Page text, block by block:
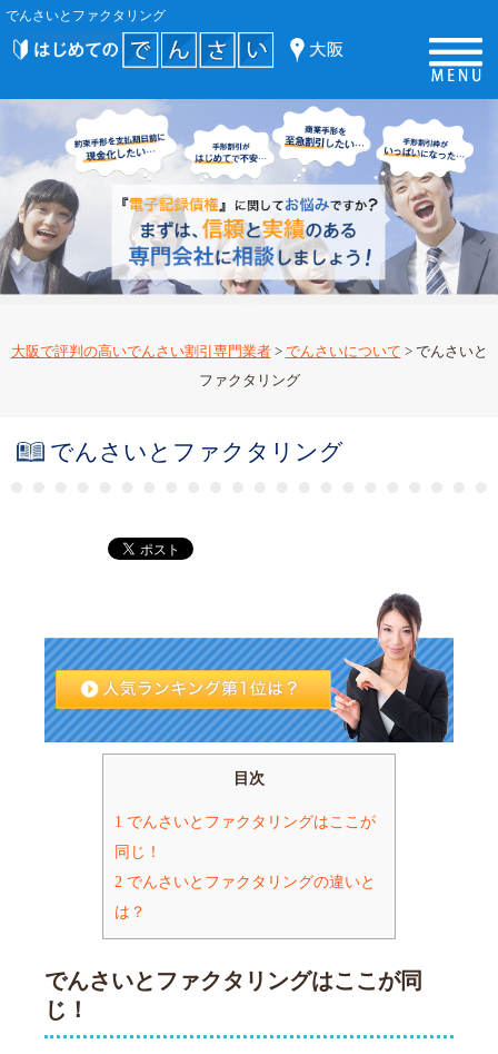
でんさいとファクタリング
大阪で評判の高いでんさい割引専門業者> でんさいについて > でんさいと
ファクタリング
でんさいとファクタリング
目次
1 でんさいとファクタリングはここが
同じ！
2 でんさいとファクタリングの違いと
は？
でんさいとファクタリングはここが同
じ！